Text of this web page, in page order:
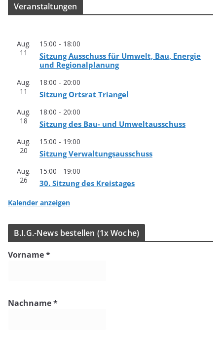
Ver­an­stal­tun­gen
Aug.
11
15:00 - 18:00
Sit­zung Aus­schuss für Umwelt, Bau, Ener­gie
und Regionalplanung
Aug.
11
18:00 - 20:00
Sit­zung Orts­rat Triangel
Aug.
18
18:00 - 20:00
Sit­zung des Bau- und Umweltausschuss
Aug.
20
15:00 - 19:00
Sit­zung Verwaltungsausschuss
Aug.
26
15:00 - 19:00
30. Sit­zung des Kreistages
Kalender anzeigen
B.I.G.-News bestel­len (1x Woche)
Vorname*
Nachname*